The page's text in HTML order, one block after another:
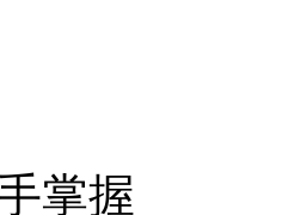
掌握